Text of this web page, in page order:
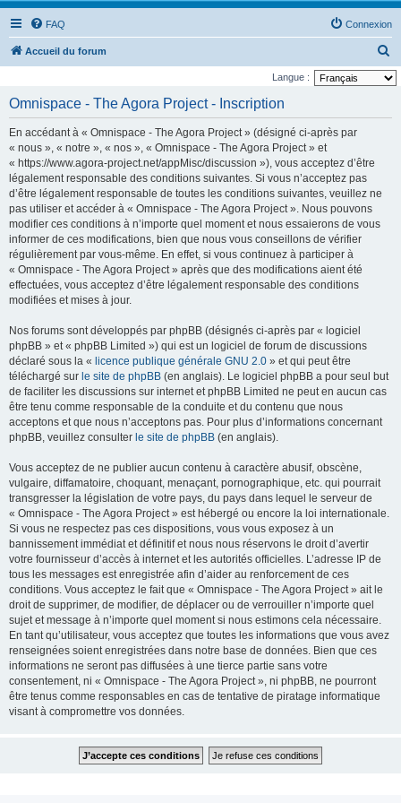
FAQ Connexion
Accueil du forum
e
Langue :
Omnispace - The Agora Project - Inscription
En accédant à « Omnispace - The Agora Project » (désigné ci-après par
« nous », « notre », « nos », « Omnispace - The Agora Project » et
« https://www.agora-project.net/appMisc/discussion »), vous acceptez d’être
légalement responsable des conditions suivantes. Si vous n’acceptez pas
d’être légalement responsable de toutes les conditions suivantes, veuillez ne
pas utiliser et accéder à « Omnispace - The Agora Project ». Nous pouvons
modifier ces conditions à n’importe quel moment et nous essaierons de vous
informer de ces modifications, bien que nous vous conseillons de vérifier
régulièrement par vous-même. En effet, si vous continuez à participer à
« Omnispace - The Agora Project » après que des modifications aient été
effectuées, vous acceptez d’être légalement responsable des conditions
modifiées et mises à jour.
Nos forums sont développés par phpBB (désignés ci-après par « logiciel
phpBB » et « phpBB Limited ») qui est un logiciel de forum de discussions
déclaré sous la « licence publique générale GNU 2.0 » et qui peut être
téléchargé sur le site de phpBB (en anglais). Le logiciel phpBB a pour seul but
de faciliter les discussions sur internet et phpBB Limited ne peut en aucun cas
être tenu comme responsable de la conduite et du contenu que nous
acceptons et que nous n’acceptons pas. Pour plus d’informations concernant
phpBB, veuillez consulter le site de phpBB (en anglais).
Vous acceptez de ne publier aucun contenu à caractère abusif, obscène,
vulgaire, diffamatoire, choquant, menaçant, pornographique, etc. qui pourrait
transgresser la législation de votre pays, du pays dans lequel le serveur de
« Omnispace - The Agora Project » est hébergé ou encore la loi internationale.
Si vous ne respectez pas ces dispositions, vous vous exposez à un
bannissement immédiat et définitif et nous nous réservons le droit d’avertir
votre fournisseur d’accès à internet et les autorités officielles. L’adresse IP de
tous les messages est enregistrée afin d’aider au renforcement de ces
conditions. Vous acceptez le fait que « Omnispace - The Agora Project » ait le
droit de supprimer, de modifier, de déplacer ou de verrouiller n’importe quel
sujet et message à n’importe quel moment si nous estimons cela nécessaire.
En tant qu’utilisateur, vous acceptez que toutes les informations que vous avez
renseignées soient enregistrées dans notre base de données. Bien que ces
informations ne seront pas diffusées à une tierce partie sans votre
consentement, ni « Omnispace - The Agora Project », ni phpBB, ne pourront
être tenus comme responsables en cas de tentative de piratage informatique
visant à compromettre vos données.